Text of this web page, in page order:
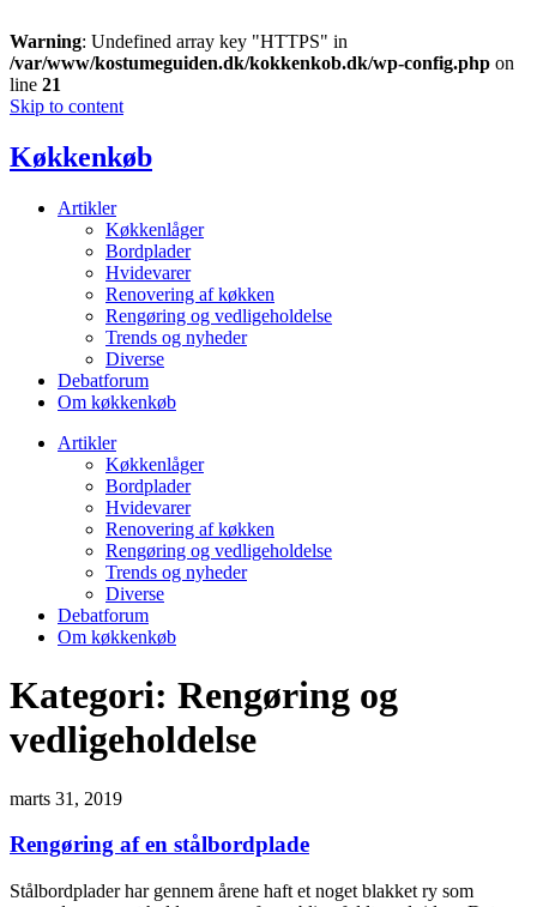
Warning: Undefined array key "HTTPS" in
/var/www/kostumeguiden.dk/kokkenkob.dk/wp-config.php on
line 21
Skip to content
Køkkenkøb
Artikler
Køkkenlåger
Bordplader
Hvidevarer
Renovering af køkken
Rengøring og vedligeholdelse
Trends og nyheder
Diverse
Debatforum
Om køkkenkøb
Artikler
Køkkenlåger
Bordplader
Hvidevarer
Renovering af køkken
Rengøring og vedligeholdelse
Trends og nyheder
Diverse
Debatforum
Om køkkenkøb
Kategori: Rengøring og
vedligeholdelse
marts 31, 2019
Rengøring af en stålbordplade
Stålbordplader har gennem årene haft et noget blakket ry som